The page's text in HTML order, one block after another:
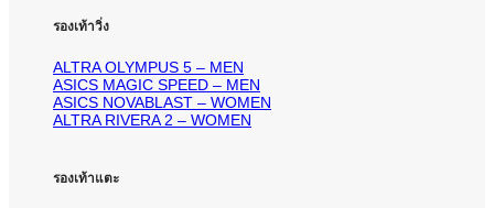
รองเท้าวิ่ง
ALTRA OLYMPUS 5 – MEN
ASICS MAGIC SPEED – MEN
ASICS NOVABLAST – WOMEN
ALTRA RIVERA 2 – WOMEN
รองเท้าแตะ